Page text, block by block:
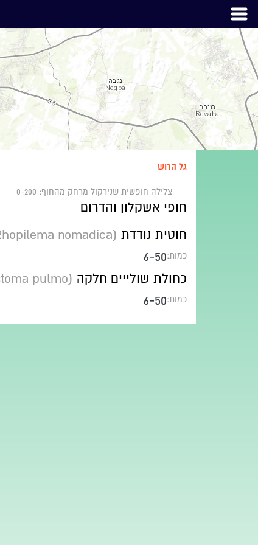
גל הרוש
צלילה חופשית שנירקול מרחק מהחוף: 0-200
חופי אשקלון והדרום
חוטית נודדת (Rhopilema nomadica)
כמות:6-50
כחולת שולייים חלקה (Rhizostoma pulmo)
כמות:6-50